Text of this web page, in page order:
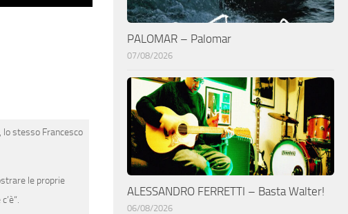
, lo stesso Francesco
le proprie
“.
PALOMAR – Palomar
07/08/2026
ALESSANDRO FERRETTI – Basta Walter!
06/08/2026